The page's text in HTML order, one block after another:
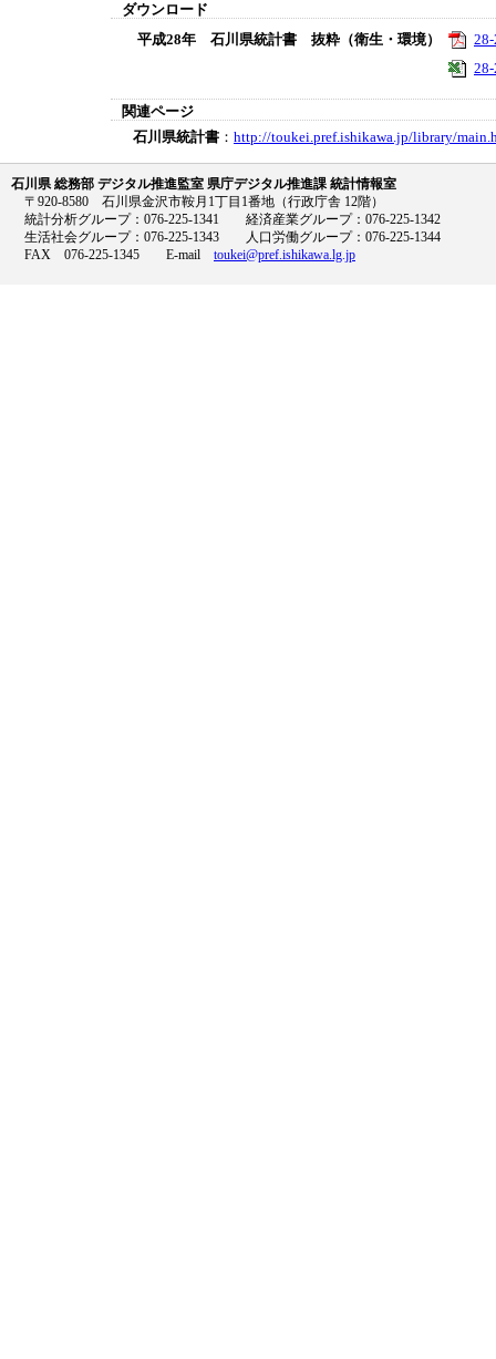
ダウンロード
平成28年 石川県統計書 抜粋（衛生・環境）
関連ページ
石川県統計書 ： http://toukei.pref.ishikawa.jp/library/
石川県 総務部 デジタル推進監室 県庁デジタル推進課 統計情報室
〒920-8580 石川県金沢市鞍月1丁目1番地（行政庁舎 12階）
統計分析グループ：076-225-1341 経済産業グループ：076-225-1342
生活社会グループ：076-225-1343 人口労働グループ：076-225-1344
FAX 076-225-1345 E-mail toukei@pref.ishikawa.lg.jp